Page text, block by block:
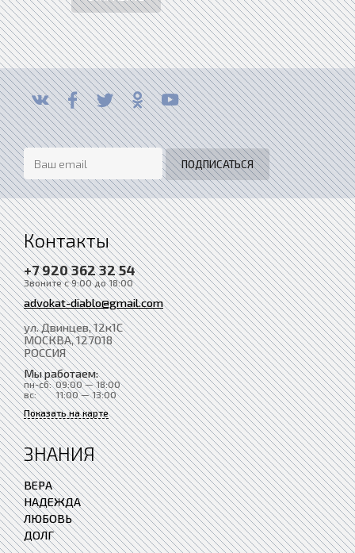
Контакты
+7 920 362 32 54
Звоните с 9:00 до 18:00
advokat-diablo@gmail.com
ул. Двинцев, 12к1С
МОСКВА, 127018
РОССИЯ
Мы работаем:
пн-сб: 09:00 — 18:00
вс:
11:00 — 13:00
Показать на карте
ЗНАНИЯ
ВЕРА
НАДЕЖДА
ЛЮБОВЬ
ДОЛГ